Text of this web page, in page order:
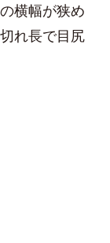
横幅が狭め
れ長で目尻